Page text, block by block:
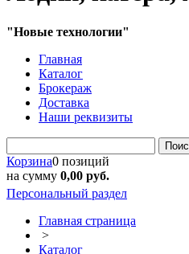
"Новые технологии"
Главная
Каталог
Брокераж
Доставка
Наши реквизиты
Корзина0 позиций
на сумму 0,00 руб.
Персональный раздел
Главная страница
>
Каталог